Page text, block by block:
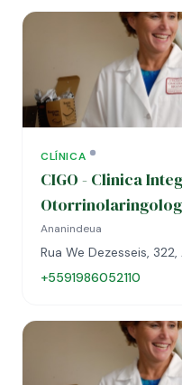
CLÍNICA
CIGO - Clinica
Ananindeua
Rua We Dezesseis,
+5591986052110